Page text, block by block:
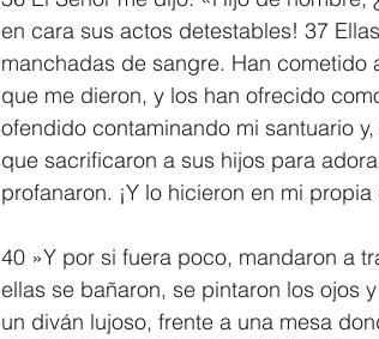
en cara sus actos detestables! 37
manchadas de sangre. Han
que me dieron, y los han ofrecido
ofendido contaminando mi santuario
que sacrificaron a sus hijos para
profanaron. ¡Y lo hicieron en mi propia
40 »Y por si fuera poco, mandaron a
ellas se bañaron, se pintaron los ojos
un diván lujoso, frente a una mesa